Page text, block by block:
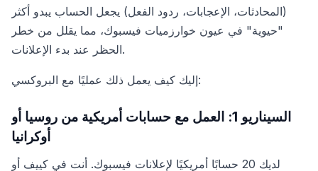
(المحادثات، الإعجابات، ردود الفعل) يجعل الحساب يبدو أكثر
"حيوية" في عيون خوارزميات فيسبوك، مما يقلل من خطر
الحظر عند بدء الإعلانات.
إليك كيف يعمل ذلك عمليًا مع البروكسي:
السيناريو 1: العمل مع حسابات أمريكية من روسيا أو
أوكرانيا
لديك 20 حسابًا أمريكيًا لإعلانات فيسبوك. أنت في كييف أو